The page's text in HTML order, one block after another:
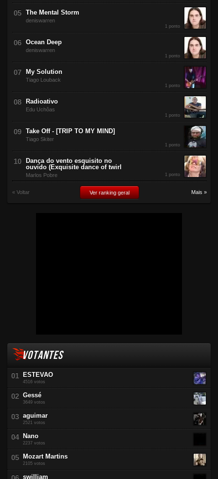
The Mental Storm
deniswarren
1 ponto
Ocean Deep
deniswarren
1 ponto
My Solution
Tiago Louback
1 ponto
Radioativo
Edu Uchôas
1 ponto
Take Off - [TRIP TO MY MIND]
Tiago Skiter
1 ponto
Dança do vento esquisito no
ouvido (Exquisite dance of twirl
Marlos Pobre 1 ponto
« Voltar Ver ranking geral Mais »
VOTANTES
ESTEVAO
4516 votos
Gessé
3649 votos
aguimar
2521 votos
Nano
2237 votos
Mozart Martins
2105 votos
swilliam